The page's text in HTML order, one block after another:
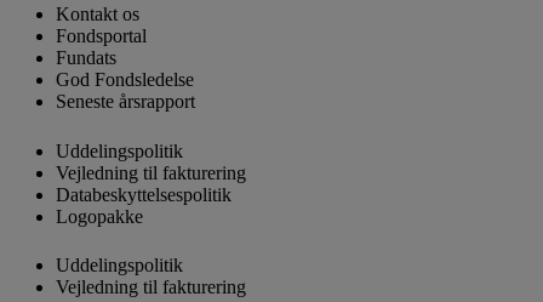
Kontakt os
Fondsportal
Fundats
God Fondsledelse
Seneste årsrapport
Uddelingspolitik
Vejledning til fakturering
Databeskyttelsespolitik
Logopakke
Uddelingspolitik
Vejledning til fakturering